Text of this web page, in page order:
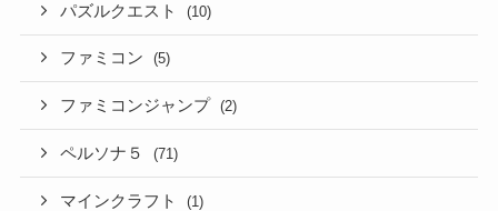
パズルクエスト (10)
ファミコン (5)
ファミコンジャンプ (2)
ペルソナ５ (71)
マインクラフト (1)